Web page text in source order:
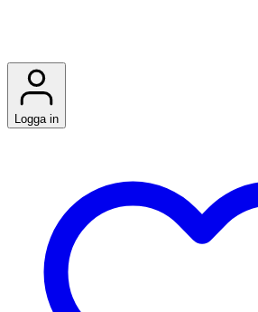
Logga in